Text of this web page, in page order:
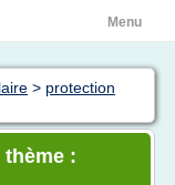
Menu
> protection
: